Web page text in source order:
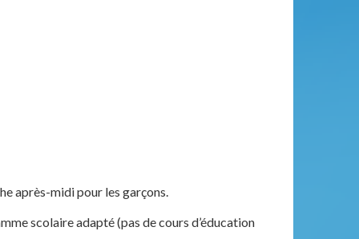
après-midi pour les garçons.
scolaire adapté (pas de cours d’éducation